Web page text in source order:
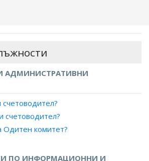
АДМИНИСТРАТИВНИ
счетоводител?
Одитен комитет?
експерт счетоводител?
ПО ИНФОРМАЦИОННИ И